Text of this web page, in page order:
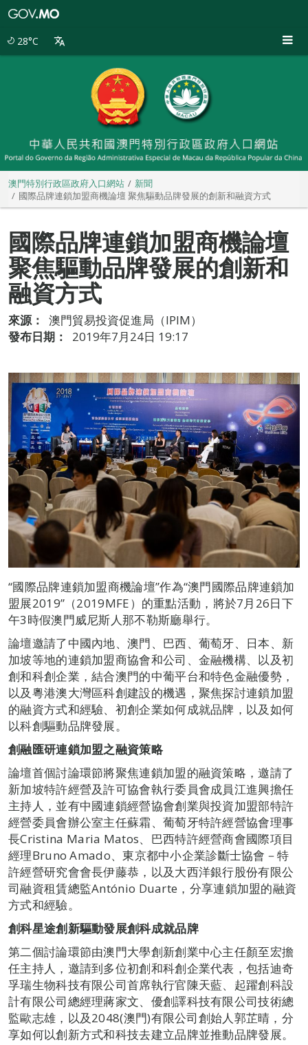
28°C
澳門特別行政區政府入口網站
新聞
國際品牌連鎖加盟商機論壇 聚焦驅動品牌發展的創新和融資方式
國際品牌連鎖加盟商機論壇
聚焦驅動品牌發展的創新和
融資方式
來源：
澳門貿易投資促進局（IPIM）
發布日期：
2019年7月24日 19:17
“國際品牌連鎖加盟商機論壇”作為“澳門國際品牌連鎖加
盟展2019”（2019MFE）的重點活動，將於7月26日下
午3時假澳門威尼斯人那不勒斯廳舉行。
論壇邀請了中國內地、澳門、巴西、葡萄牙、日本、新
加坡等地的連鎖加盟商協會和公司、金融機構、以及初
創和科創企業，結合澳門的中葡平台和特色金融優勢，
以及粵港澳大灣區科創建設的機遇，聚焦探討連鎖加盟
的融資方式和經驗、初創企業如何成就品牌，以及如何
以科創驅動品牌發展。
創融匯研連鎖加盟之融資策略
論壇首個討論環節將聚焦連鎖加盟的融資策略，邀請了
新加坡特許經營及許可協會執行委員會成員江進興擔任
主持人，並有中國連鎖經營協會創業與投資加盟部特許
經營委員會辦公室主任蘇霜、葡萄牙特許經營協會理事
長Cristina Maria Matos、巴西特許經營商會國際項目
經理Bruno Amado、東京都中小企業診斷士協會－特
許經營研究會會長伊藤恭，以及大西洋銀行股份有限公
司融資租賃總監António Duarte，分享連鎖加盟的融資
方式和經驗。
創科星途創新驅動發展創科成就品牌
第二個討論環節由澳門大學創新創業中心主任顏至宏擔
任主持人，邀請到多位初創和科創企業代表，包括迪奇
孚瑞生物科技有限公司首席執行官陳天藍、起躍創科設
計有限公司總經理蔣家文、優創譯科技有限公司技術總
監歐志雄，以及2048(澳門)有限公司創始人郭芷晴，分
享如何以創新方式和科技去建立品牌並推動品牌發展。